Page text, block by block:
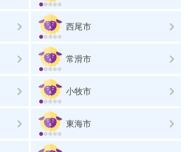
西尾市
常滑市
小牧市
東海市